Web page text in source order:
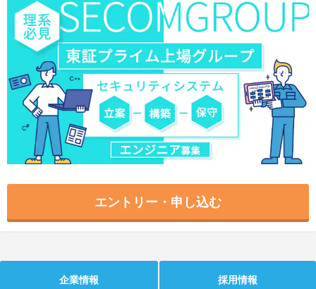
就活時事ニュースを更新 不明点があればこちら
エントリー・申し込む
企業情報 採用情報